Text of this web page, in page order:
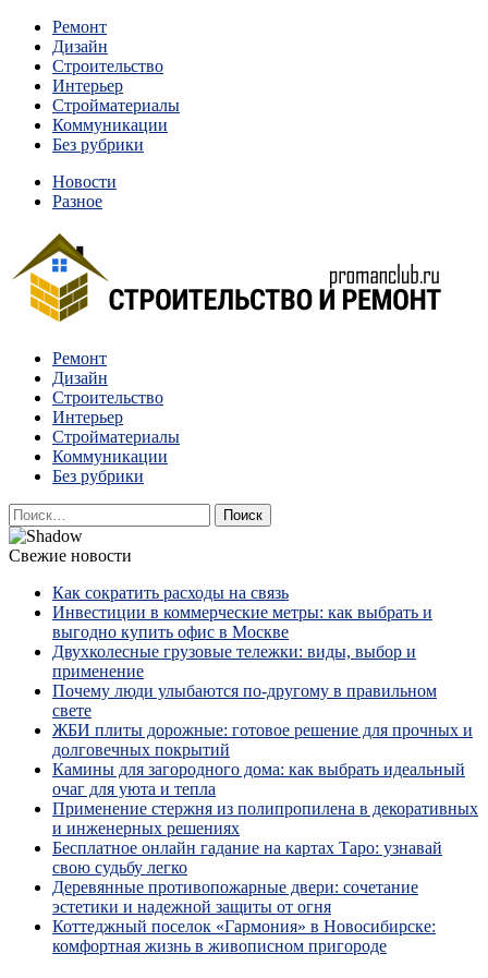
Перейти
содержимому
Ремонт
Дизайн
Строительство
Интерьер
Стройматериалы
Коммуникации
Без рубрики
Новости
Разное
Строительство и ремонт
Квартиры и дома, в которых живут разные люди, очень
отличаются между собой.
Ремонт
Дизайн
Строительство
Интерьер
Стройматериалы
Коммуникации
Без рубрики
Найти:
Свежие новости
Как сократить расходы на связь
Инвестиции в коммерческие метры: как выбрать и
выгодно купить офис в Москве
Двухколесные грузовые тележки: виды, выбор и
применение
Почему люди улыбаются по‑другому в правильном
свете
ЖБИ плиты дорожные: готовое решение для прочных и
долговечных покрытий
Камины для загородного дома: как выбрать идеальный
очаг для уюта и тепла
Применение стержня из полипропилена в декоративных
и инженерных решениях
Бесплатное онлайн гадание на картах Таро: узнавай
свою судьбу легко
Деревянные противопожарные двери: сочетание
эстетики и надежной защиты от огня
Коттеджный поселок «Гармония» в Новосибирске:
комфортная жизнь в живописном пригороде